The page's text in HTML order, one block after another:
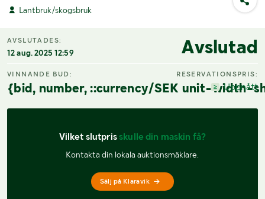
Lantbruk/skogsbruk
AVSLUTADES:
12 aug. 2025 12:59 Avslutad
VINNANDE BUD:
{bid, number, ::currency/SEK unit-width-
RESERVATIONSPRIS:
Uppnått
Vilket slutpris skulle din maskin få?
Kontakta din lokala auktionsmäklare.
Sälj på Klaravik